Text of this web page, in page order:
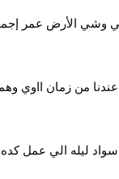
وشي الأرض عمر
من زمان ااوي
ليله الي عمل